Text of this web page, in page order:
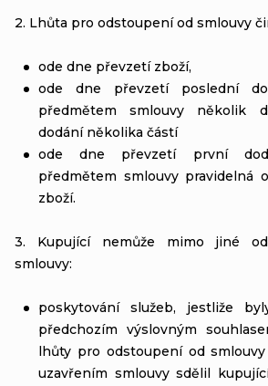
2. Lhůta pro odstoupení od smlouvy
ode dne převzetí zboží,
ode dne převzetí poslední
předmětem smlouvy několik
dodání několika částí
ode dne převzetí první
předmětem smlouvy pravidelná
zboží.
3. Kupující nemůže mimo jiné
smlouvy:
poskytování služeb, jestliže
předchozím výslovným
lhůty pro odstoupení od
uzavřením smlouvy sdělil